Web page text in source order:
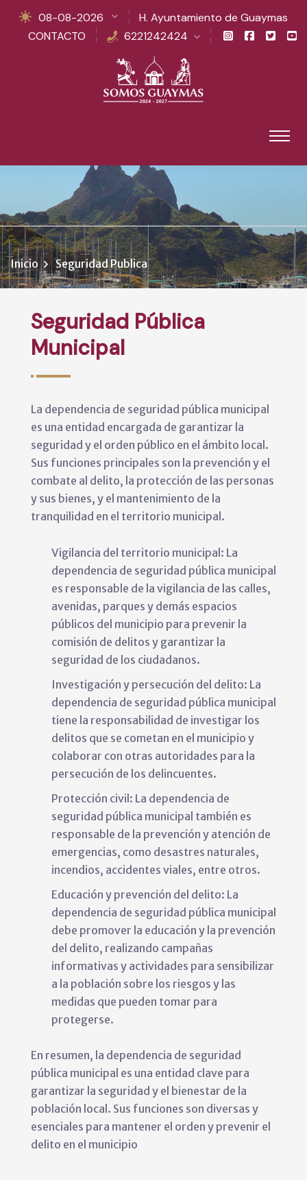
08-08-2026
H. Ayuntamiento de Guaymas
CONTACTO
6221242424
Inicio Seguridad Publica
Seguridad Pública
Municipal
La dependencia de seguridad pública municipal
es una entidad encargada de garantizar la
seguridad y el orden público en el ámbito local.
Sus funciones principales son la prevención y el
combate al delito, la protección de las personas
y sus bienes, y el mantenimiento de la
tranquilidad en el territorio municipal.
Vigilancia del territorio municipal: La
dependencia de seguridad pública municipal
es responsable de la vigilancia de las calles,
avenidas, parques y demás espacios
públicos del municipio para prevenir la
comisión de delitos y garantizar la
seguridad de los ciudadanos.
Investigación y persecución del delito: La
dependencia de seguridad pública municipal
tiene la responsabilidad de investigar los
delitos que se cometan en el municipio y
colaborar con otras autoridades para la
persecución de los delincuentes.
Protección civil: La dependencia de
seguridad pública municipal también es
responsable de la prevención y atención de
emergencias, como desastres naturales,
incendios, accidentes viales, entre otros.
Educación y prevención del delito: La
dependencia de seguridad pública municipal
debe promover la educación y la prevención
del delito, realizando campañas
informativas y actividades para sensibilizar
a la población sobre los riesgos y las
medidas que pueden tomar para
protegerse.
En resumen, la dependencia de seguridad
pública municipal es una entidad clave para
garantizar la seguridad y el bienestar de la
población local. Sus funciones son diversas y
esenciales para mantener el orden y prevenir el
delito en el municipio